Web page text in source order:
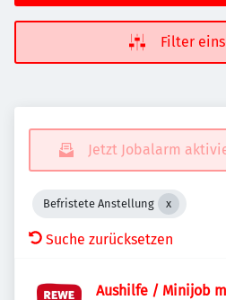
Filter
Jetzt Jobalarm
Befristete Anstellung
Suche zurücksetzen
Aushilfe / Minijob